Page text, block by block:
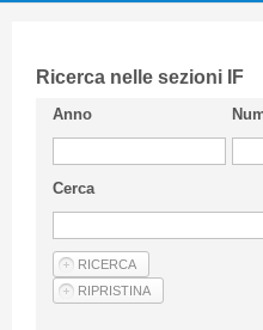
CIFI in breve
Linee Guida
Privacy Policy
Articoli
Ricerca nelle sezioni IF
Anno
Cerca